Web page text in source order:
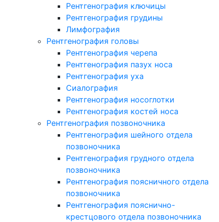
Рентгенография ключицы
Рентгенография грудины
Лимфография
Рентгенография головы
Рентгенография черепа
Рентгенография пазух носа
Рентгенография уха
Сиалография
Рентгенография носоглотки
Рентгенография костей носа
Рентгенография позвоночника
Рентгенография шейного отдела
позвоночника
Рентгенография грудного отдела
позвоночника
Рентгенография поясничного отдела
позвоночника
Рентгенография пояснично-
крестцового отдела позвоночника